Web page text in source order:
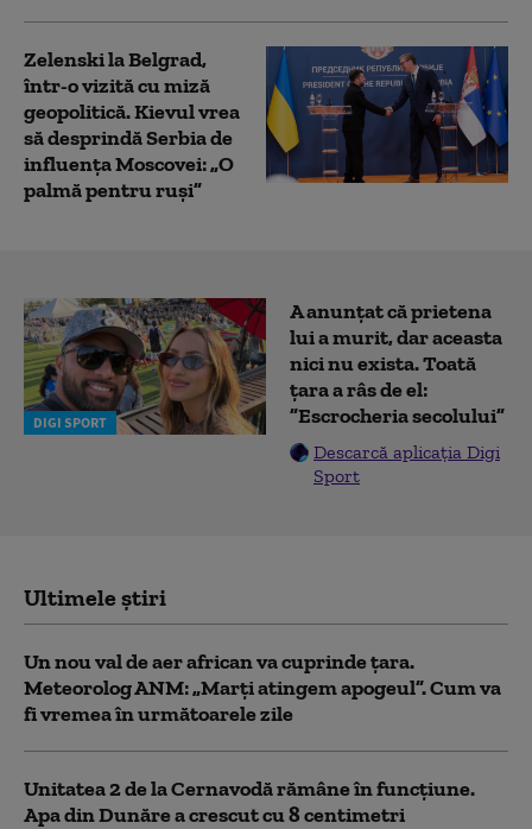
Zelenski la Belgrad,
într-o vizită cu miză
geopolitică. Kievul vrea
să desprindă Serbia de
influența Moscovei: „O
palmă pentru ruși”
DIGI SPORT
A anunțat că prietena
lui a murit, dar aceasta
nici nu exista. Toată
țara a râs de el:
”Escrocheria secolului”
Descarcă aplicația Digi
Sport
Ultimele știri
Un nou val de aer african va cuprinde țara.
Meteorolog ANM: „Marți atingem apogeul”. Cum va
fi vremea în următoarele zile
Unitatea 2 de la Cernavodă rămâne în funcțiune.
Apa din Dunăre a crescut cu 8 centimetri